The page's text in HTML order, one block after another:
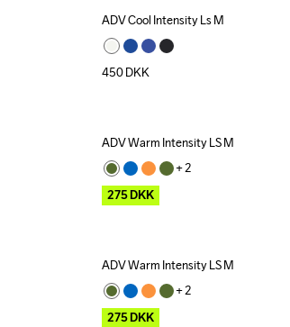
ADV Cool Intensity Ls M
450DKK
Outlet
ADV Warm Intensity LS M
+ 2
275DKK
Outlet
ADV Warm Intensity LS M
+ 2
275DKK